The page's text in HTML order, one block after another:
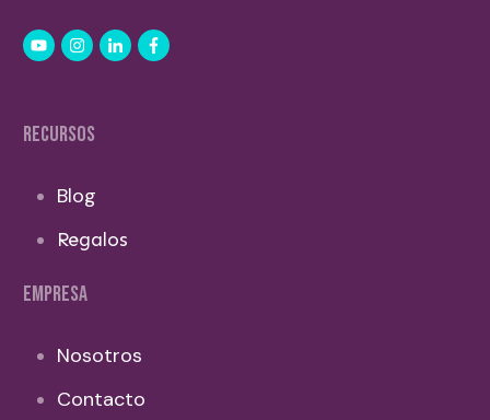
RECURSOS
Blog
Regalos
EMPRESA
Nosotros
Contacto